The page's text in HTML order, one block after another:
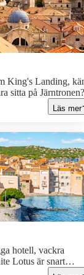
King's Landing,
sitta på Järntronen?
havet, precis
bad och
du inte får
Läs mer
hotell, vackra
Lotus är snart
det dags att